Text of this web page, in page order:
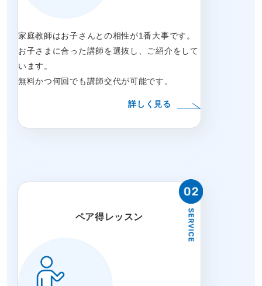
家庭教師はお子さんとの相性が1番大事です。
お子さまに合った講師を選抜し、ご紹介をして
います。
無料かつ何回でも講師交代が可能です。
詳しく見る
ペア得レッスン